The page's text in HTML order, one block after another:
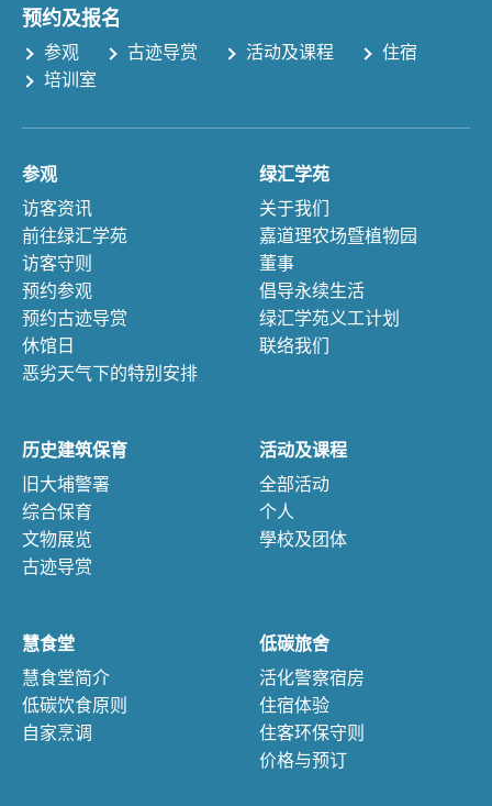
预约及报名
参观 古迹导赏 活动及课程
住宿
培训室
参观
访客资讯
前往绿汇学苑
访客守则
预约参观
预约古迹导赏
休馆日
恶劣天气下的特别安排
绿汇学苑
关于我们
嘉道理农场暨植物园
董事
倡导永续生活
绿汇学苑义工计划
联络我们
历史建筑保育
旧大埔警署
综合保育
文物展览
古迹导赏
活动及课程
全部活动
个人
學校及团体
慧食堂
慧食堂简介
低碳饮食原则
自家烹调
低碳旅舍
活化警察宿房
住宿体验
住客环保守则
价格与预订